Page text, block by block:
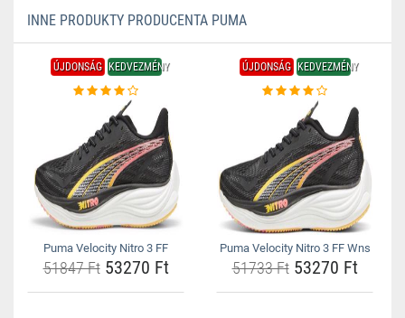
INNE PRODUKTY PRODUCENTA PUMA
ÚJDONSÁG KEDVEZMÉNY
Puma Velocity Nitro 3 FF
51847 Ft53270 Ft
ÚJDONSÁG KEDVEZMÉNY
Puma Velocity Nitro 3 FF Wns
51733 Ft53270 Ft